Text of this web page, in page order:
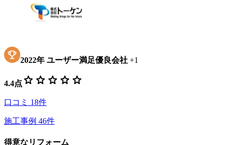
2022年 ユーザー満足優良会社 +1
4.4点 star star star star star
口コミ 18件
施工事例 46件
得意なリフォーム